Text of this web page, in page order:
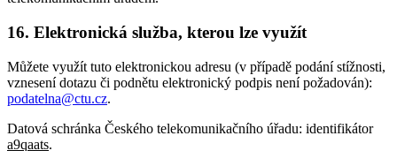
16. Elektronická služba, kterou lze využít
Můžete využít tuto elektronickou adresu (v případě podání stížnosti,
vznesení dotazu či podnětu elektronický podpis není požadován):
podatelna@ctu.cz.
Datová schránka Českého telekomunikačního úřadu: identifikátor
a9qaats.